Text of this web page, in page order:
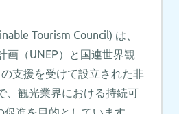
Tourism Council) は、
画（UNEP）と国連世界観
支援を受けて設立された非
、観光業界における持続可